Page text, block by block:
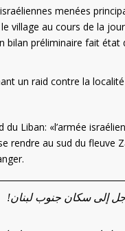
menées
village au cours de la
préliminaire fait état
un raid contre la
Liban: «l’armée
rendre au sud du fleuve
إلى سكان جنوب لبنان!